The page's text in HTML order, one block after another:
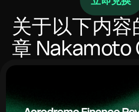
内完成，具体取决于确认次数和拥
络要求，请包含memo/标签。
关于以下内容
章 Nakamoto